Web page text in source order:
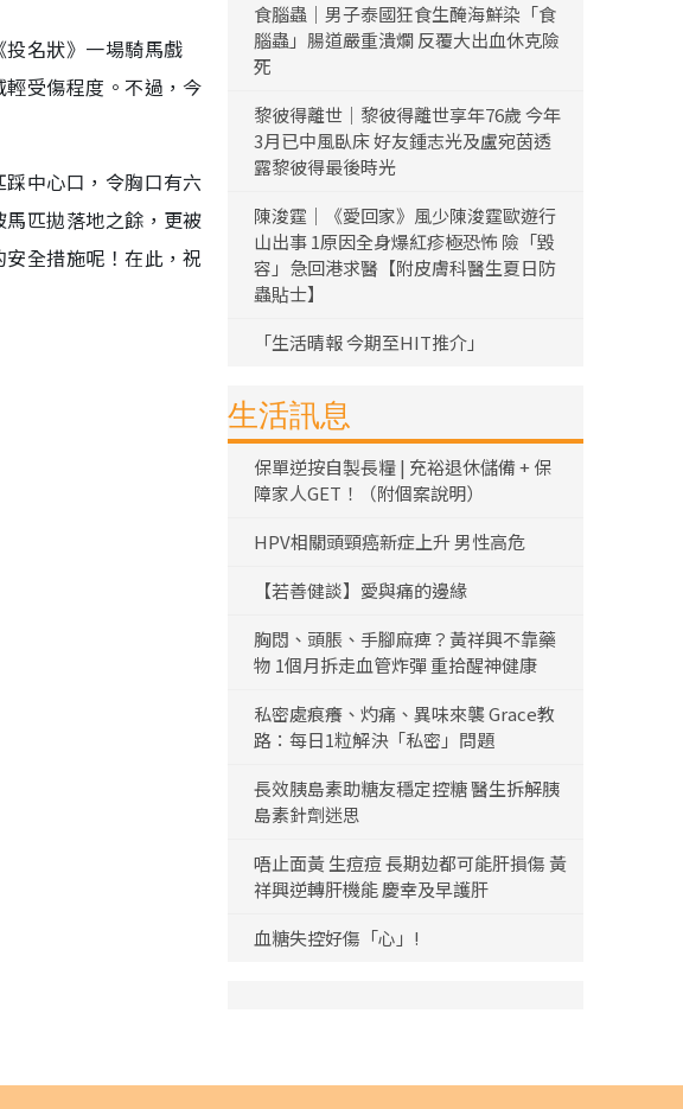
名狀》一場騎馬戲
受傷程度。不過，今
中心口，令胸口有六
匹拋落地之餘，更被
全措施呢！在此，祝
食腦蟲｜男子泰國狂食生醃海鮮染「食
腦蟲」腸道嚴重潰爛 反覆大出血休克險
死
黎彼得離世｜黎彼得離世享年76歲 今年
3月已中風臥床 好友鍾志光及盧宛茵透
露黎彼得最後時光
陳浚霆｜《愛回家》風少陳浚霆歐遊行
山出事 1原因全身爆紅疹極恐怖 險「毀
容」急回港求醫【附皮膚科醫生夏日防
蟲貼士】
「生活晴報 今期至HIT推介」
生活訊息
保單逆按自製長糧 | 充裕退休儲備 + 保
障家人GET！（附個案說明）
HPV相關頭頸癌新症上升 男性高危
【若善健談】愛與痛的邊緣
胸悶、頭脹、手腳麻痺？黃祥興不靠藥
物 1個月拆走血管炸彈 重拾醒神健康
私密處痕癢、灼痛、異味來襲 Grace教
路：每日1粒解決「私密」問題
長效胰島素助糖友穩定控糖 醫生拆解胰
島素針劑迷思
唔止面黃 生痘痘 長期攰都可能肝損傷 黃
祥興逆轉肝機能 慶幸及早護肝
血糖失控好傷「心」!